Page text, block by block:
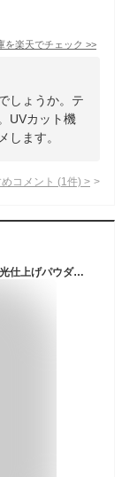
を楽天でチェック >>
しょうか。テ
UVカット機
します。
コメント (1 件) >
インテグレート グレイシィ (INTEGRATE GRACY) 光仕上げパウダーUV おしろい ・ フェイスパウダー 無香料 ベージュオークル 本体 7.5g